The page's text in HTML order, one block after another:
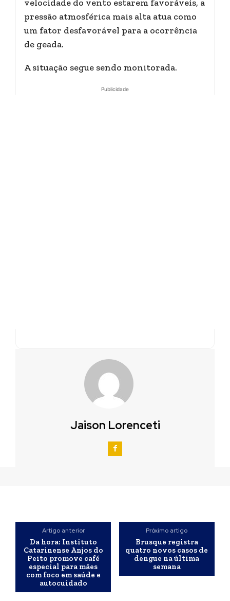
velocidade do vento estarem favoráveis, a
pressão atmosférica mais alta atua como
um fator desfavorável para a ocorrência
de geada.
A situação segue sendo monitorada.
Publicidade
Jaison Lorenceti
Artigo anterior
Da hora: Instituto
Catarinense Anjos do
Peito promove café
especial para mães
com foco em saúde e
autocuidado
Próximo artigo
Brusque registra
quatro novos casos de
dengue na última
semana